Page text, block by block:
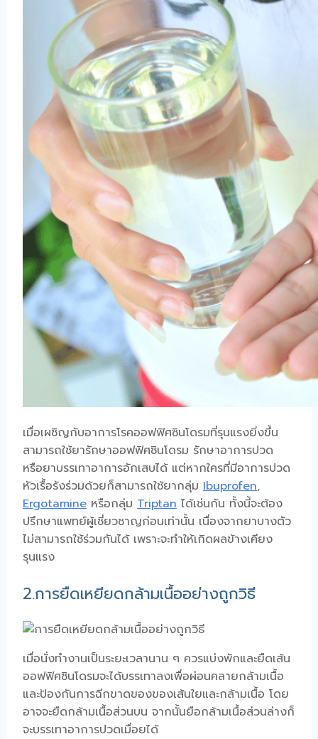
เมื่อเผชิญกับอาการโรคออฟฟิศซินโดรมที่รุนแรงยิ่งขึ้น
สามารถใช้ยารักษาออฟฟิศซินโดรม รักษาอาการปวด
หรือยาบรรเทาอาการอักเสบได้ แต่หากใครที่มีอาการปวด
หัวเรื้อรังร่วมด้วยก็สามารถใช้ยากลุ่ม Ibuprofen,
Ergotamine หรือกลุ่ม Triptan ได้เช่นกัน ทั้งนี้จะต้อง
ปรึกษาแพทย์ผู้เชี่ยวชาญก่อนเท่านั้น เนื่องจากยาบางตัว
ไม่สามารถใช้ร่วมกันได้ เพราะจะทำให้เกิดผลข้างเคียง
รุนแรง
2.การยืดเหยียดกล้ามเนื้ออย่างถูกวิธี
เมื่อนั่งทำงานเป็นระยะเวลานาน ๆ ควรแบ่งพักและยืดเส้น
ออฟฟิศซินโดรมจะได้บรรเทาลงเพื่อผ่อนคลายกล้ามเนื้อ
และป้องกันการฉีกขาดของของเส้นใยและกล้ามเนื้อ โดย
อาจจะยืดกล้ามเนื้อส่วนบน จากนั้นยือกล้ามเนื้อส่วนล่างก็
จะบรรเทาอาการปวดเมื่อยได้